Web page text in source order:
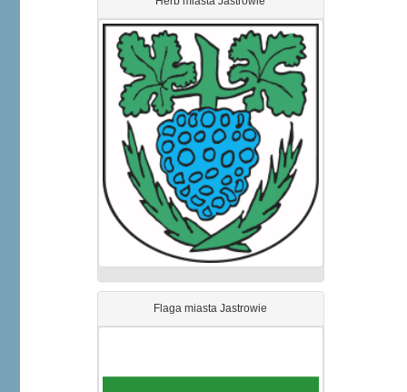
Flaga miasta Jastrowie